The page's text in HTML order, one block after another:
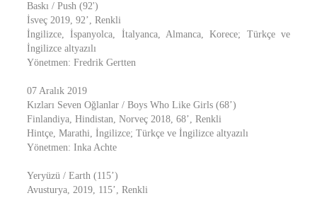
Baskı / Push (92')
İsveç 2019, 92’, Renkli
İngilizce, İspanyolca, İtalyanca, Almanca, Korece; Türkçe ve
İngilizce altyazılı
Yönetmen: Fredrik Gertten
07 Aralık 2019
Kızları Seven Oğlanlar / Boys Who Like Girls (68’)
Finlandiya, Hindistan, Norveç 2018, 68’, Renkli
Hintçe, Marathi, İngilizce; Türkçe ve İngilizce altyazılı
Yönetmen: Inka Achte
Yeryüzü / Earth (115’)
Avusturya, 2019, 115’, Renkli